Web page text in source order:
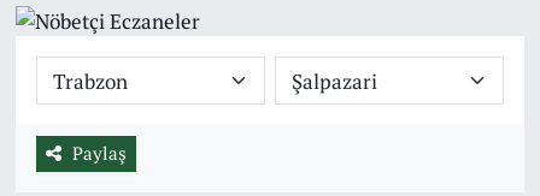
Paylaş